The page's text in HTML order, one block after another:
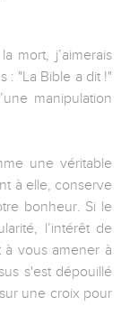
mort, j’aimerais
: "La Bible a dit !"
manipulation
une véritable
à elle, conserve
bonheur. Si le
l’intérêt de
à vous amener à
s'est dépouillé
une croix pour